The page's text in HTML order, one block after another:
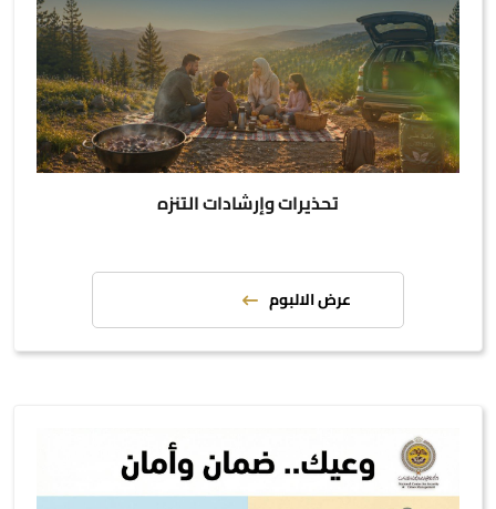
تحذيرات وإرشادات التنزه
عرض الالبوم